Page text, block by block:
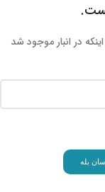
در انبار موجود شد
بله